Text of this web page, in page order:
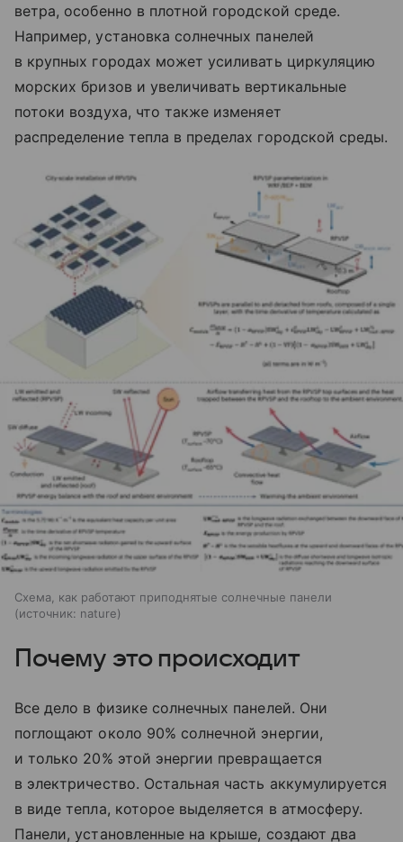
ветра, особенно в плотной городской среде.
Например, установка солнечных панелей
в крупных городах может усиливать циркуляцию
морских бризов и увеличивать вертикальные
потоки воздуха, что также изменяет
распределение тепла в пределах городской среды.
Схема, как работают приподнятые солнечные панели
источник: nature
Почему это происходит
Все дело в физике солнечных панелей. Они
поглощают около 90% солнечной энергии,
и только 20% этой энергии превращается
в электричество. Остальная часть аккумулируется
в виде тепла, которое выделяется в атмосферу.
Панели, установленные на крыше, создают два